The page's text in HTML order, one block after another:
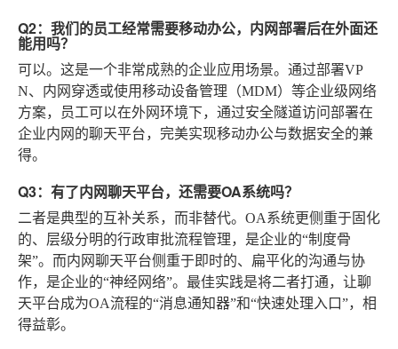
Q2：我们的员工经常需要移动办公，内网部署后在外面还
能用吗？
可以。这是一个非常成熟的企业应用场景。通过部署VP
N、内网穿透或使用移动设备管理（MDM）等企业级网络
方案，员工可以在外网环境下，通过安全隧道访问部署在
企业内网的聊天平台，完美实现移动办公与数据安全的兼
得。
Q3：有了内网聊天平台，还需要OA系统吗？
二者是典型的互补关系，而非替代。OA系统更侧重于固化
的、层级分明的行政审批流程管理，是企业的“制度骨
架”。而内网聊天平台侧重于即时的、扁平化的沟通与协
作，是企业的“神经网络”。最佳实践是将二者打通，让聊
天平台成为OA流程的“消息通知器”和“快速处理入口”，相
得益彰。